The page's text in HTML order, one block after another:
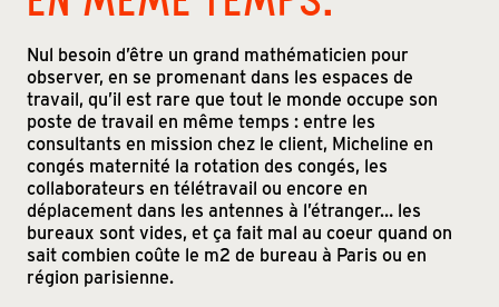
Nul besoin d’être un grand mathématicien pour
observer, en se promenant dans les espaces de
travail, qu’il est rare que tout le monde occupe son
poste de travail en même temps : entre les
consultants en mission chez le client, Micheline en
congés maternité la rotation des congés, les
collaborateurs en télétravail ou encore en
déplacement dans les antennes à l’étranger… les
bureaux sont vides, et ça fait mal au coeur quand on
sait combien coûte le m2 de bureau à Paris ou en
région parisienne.